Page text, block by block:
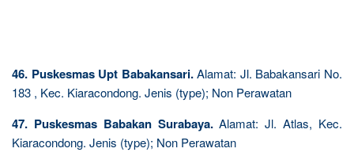
46. Puskesmas Upt Babakansari.Alamat: Jl. Babakansari No.
183 , Kec. Kiaracondong. Jenis (type); Non Perawatan
47. Puskesmas Babakan Surabaya.Alamat: Jl. Atlas, Kec.
Kiaracondong. Jenis (type); Non Perawatan